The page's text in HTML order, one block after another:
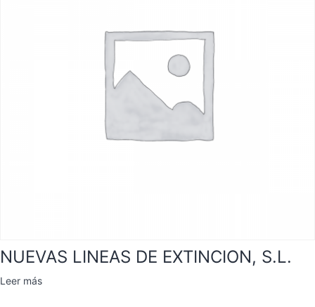
NUEVAS LINEAS DE EXTINCION, S.L.
Leer más